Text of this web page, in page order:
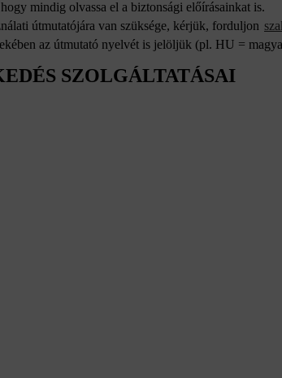
mindig olvassa el a biztonsági előírásainkat is.
útmutatójára van szüksége, kérjük, forduljon
az útmutató nyelvét is jelöljük (pl. HU =
SZOLGÁLTATÁSAI